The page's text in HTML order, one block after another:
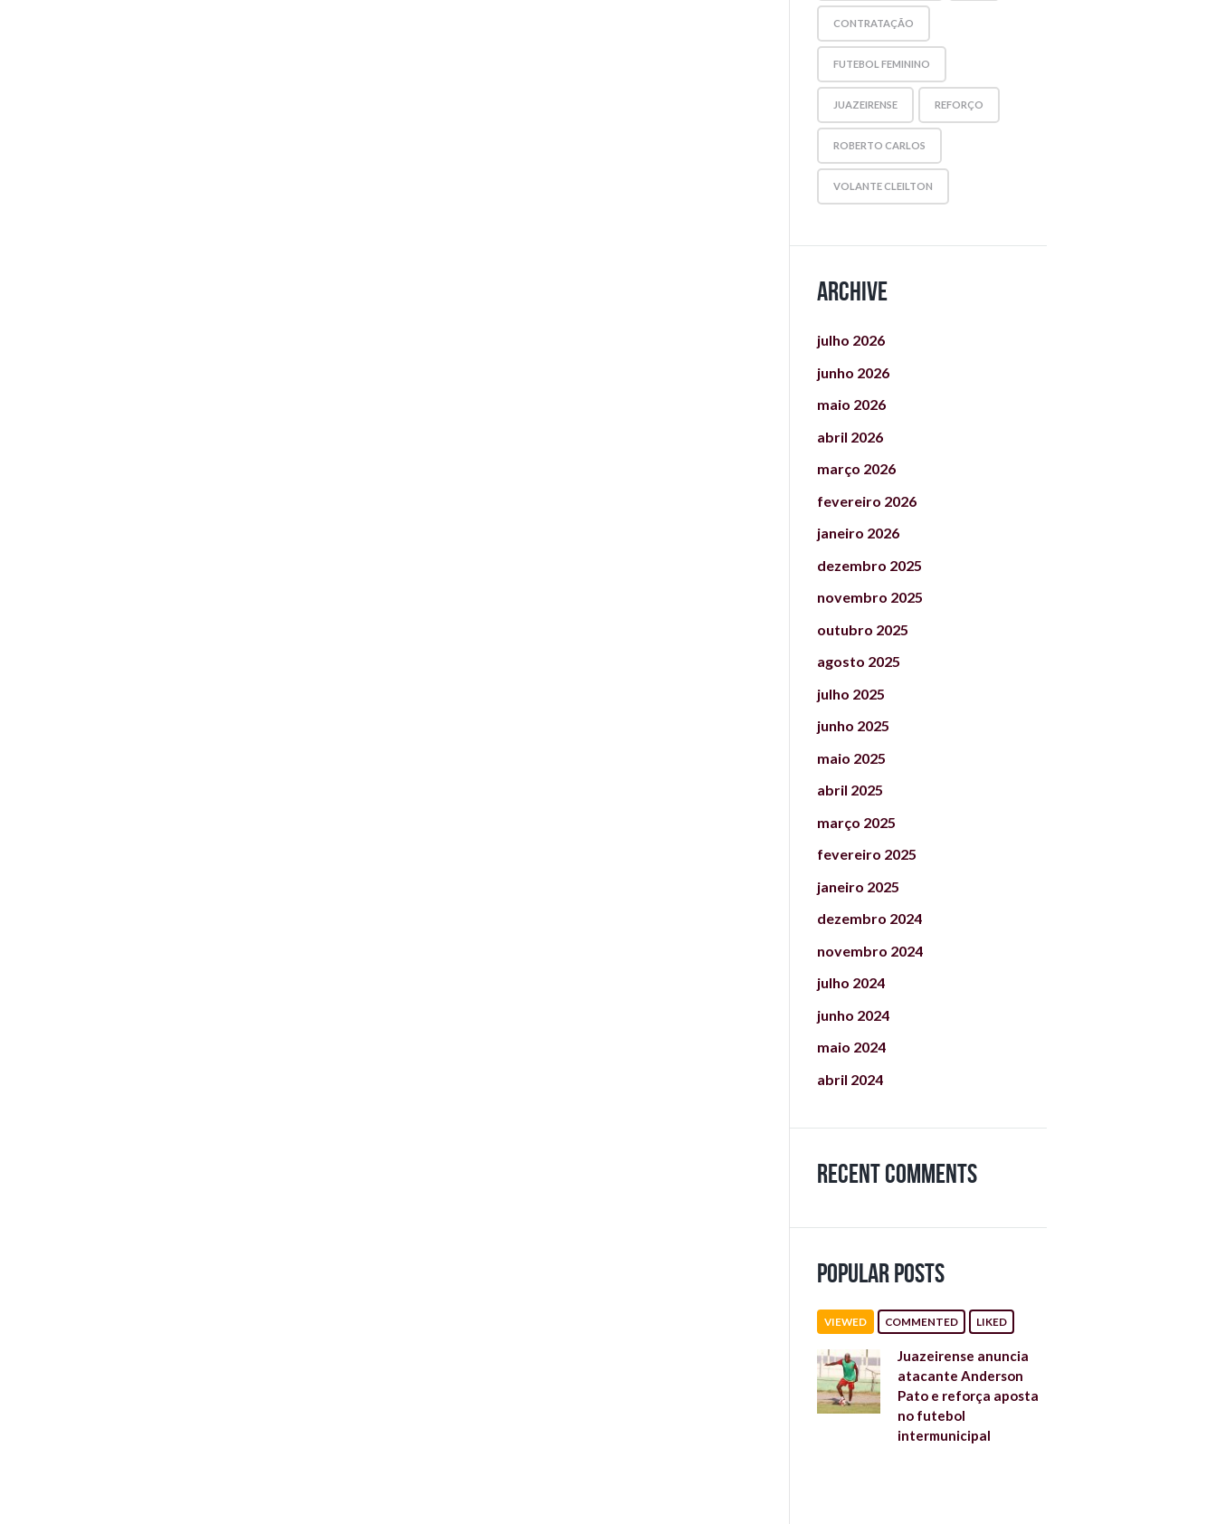
CONTRATAÇÃO
FUTEBOL FEMININO
JUAZEIRENSE REFORÇO
ROBERTO CARLOS
VOLANTE CLEILTON
Archive
julho 2026
junho 2026
maio 2026
abril 2026
março 2026
fevereiro 2026
janeiro 2026
dezembro 2025
novembro 2025
outubro 2025
agosto 2025
julho 2025
junho 2025
maio 2025
abril 2025
março 2025
fevereiro 2025
janeiro 2025
dezembro 2024
novembro 2024
julho 2024
junho 2024
maio 2024
abril 2024
Recent Comments
Popular Posts
VIEWED COMMENTED LIKED
Juazeirense anuncia
atacante Anderson
Pato e reforça aposta
no futebol
intermunicipal